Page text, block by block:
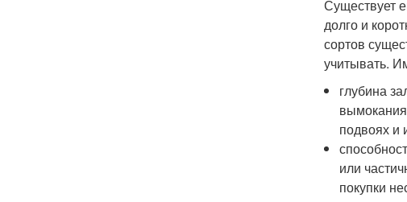
Существует
долго и
сортов
учитывать.
глубина
подвоях и
или
покупки